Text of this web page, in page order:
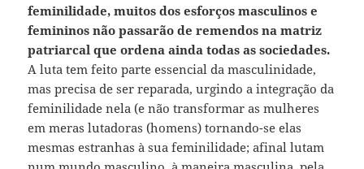
feminilidade, muitos dos esforços masculinos e
femininos não passarão de remendos na matriz
patriarcal que ordena ainda todas as sociedades.
A luta tem feito parte essencial da masculinidade,
mas precisa de ser reparada, urgindo a integração da
feminilidade nela (e não transformar as mulheres
em meras lutadoras (homens) tornando-se elas
mesmas estranhas à sua feminilidade; afinal lutam